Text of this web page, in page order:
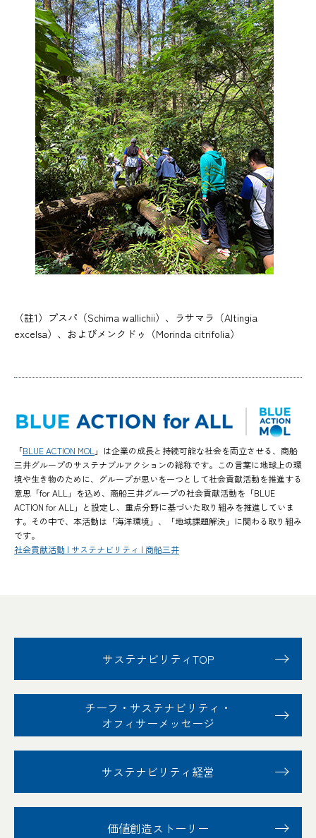
（註1）プスパ（Schima wallichii）、ラサマラ（Altingia
excelsa）、およびメンクドゥ（Morinda citrifolia）
「BLUE ACTION MOL 」は企業の成長と持続可能な社会を両立させる、商船
三井グループのサステナブルアクションの総称です。この言葉に地球上の環
境や生き物のために、グループが思いを一つとして社会貢献活動を推進する
意思「for ALL」を込め、商船三井グループの社会貢献活動を「BLUE
ACTION for ALL」と設定し、重点分野に基づいた取り組みを推進していま
す。その中で、本活動は「海洋環境」、「地域課題解決」に関わる取り組み
です。
社会貢献活動 | サステナビリティ | 商船三井
サステナビリティTOP
チーフ・サステナビリティ ・
オフィサーメッセージ
サステナビリティ経営
価値創造ストーリー